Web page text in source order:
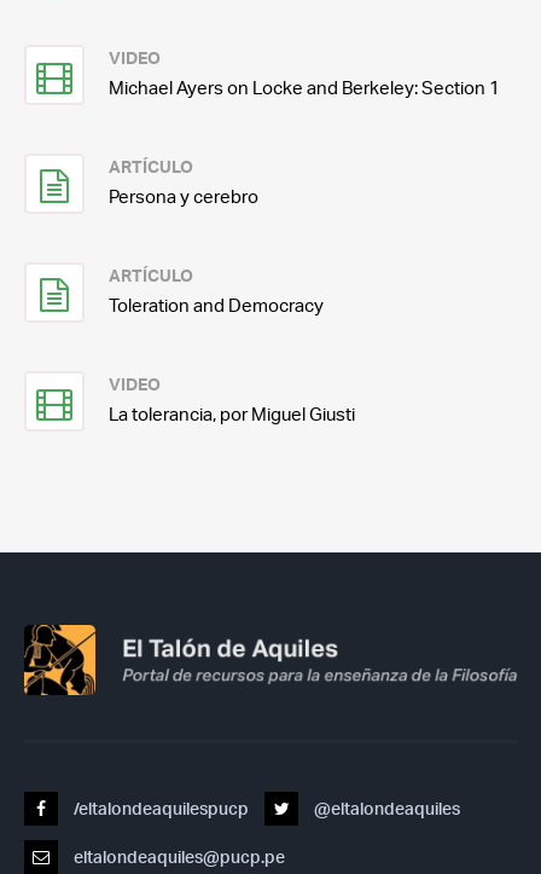
VIDEO
Michael Ayers on Locke and Berkeley: Section 1
ARTÍCULO
Persona y cerebro
ARTÍCULO
Toleration and Democracy
VIDEO
La tolerancia, por Miguel Giusti
/eltalondeaquilespucp @eltalondeaquiles
eltalondeaquiles@pucp.pe